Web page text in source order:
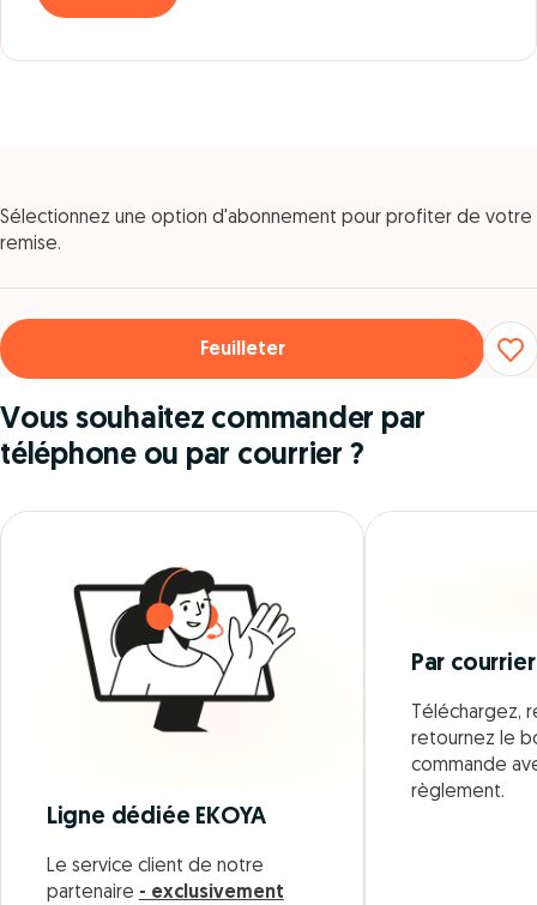
Sélectionnez une option d'abonnement pour profiter de votre
remise.
Feuilleter
Vous souhaitez commander par
téléphone ou par courrier ?
Ligne dédiée EKOYA
Le service client de notre
partenaire - exclusivement
Par courrier
Téléchargez,
retournez le
commande
règlement.